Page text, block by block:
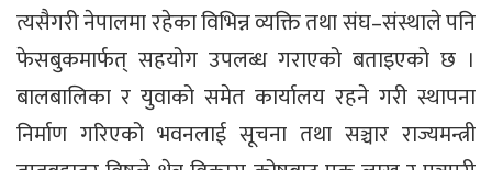
त्यसैगरी नेपालमा रहेका विभिन्न व्यक्ति तथा संघ–संस्थाले पनि
फेसबुकमार्फत् सहयोग उपलब्ध गराएको बताइएको छ ।
बालबालिका र युवाको समेत कार्यालय रहने गरी स्थापना
निर्माण गरिएको भवनलाई सूचना तथा सञ्चार राज्यमन्त्री